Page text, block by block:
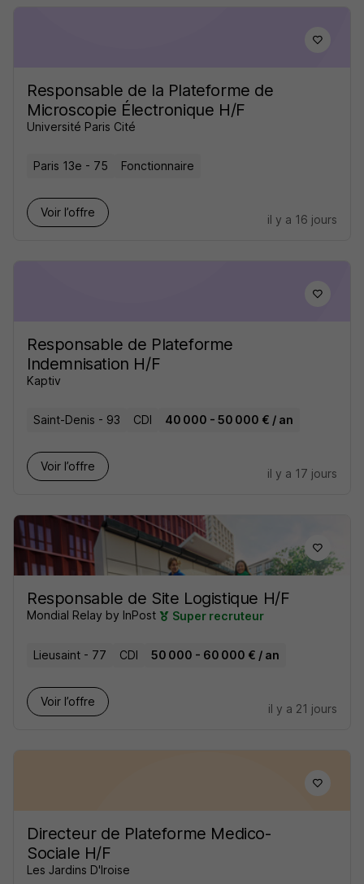
Responsable de la Plateforme de
Microscopie Électronique H/F
Université Paris Cité
Paris 13e - 75 Fonctionnaire
Voir l’offre
il y a 16 jours
Responsable de Plateforme
Indemnisation H/F
Kaptiv
Saint-Denis - 93 CDI 40 000 - 50 000 € / an
Voir l’offre
il y a 17 jours
Responsable de Site Logistique H/F
Mondial Relay by InPost Super recruteur
Lieusaint - 77 CDI 50 000 - 60 000 € / an
Voir l’offre
il y a 21 jours
Directeur de Plateforme Medico-
Sociale H/F
Les Jardins D'Iroise